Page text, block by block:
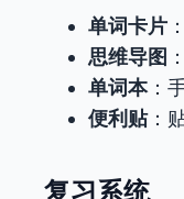
单词卡片
思维导图
单词本：
便利贴：
复习系统